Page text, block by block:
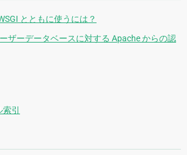
とともに使うには？
ザーデータベースに対する Apache からの認
引